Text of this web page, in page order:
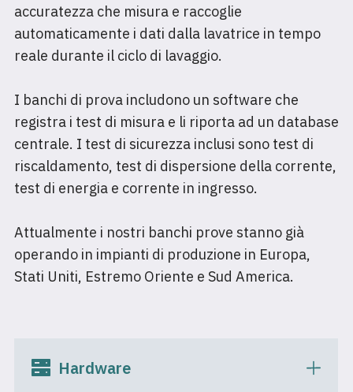
accuratezza che misura e raccoglie
automaticamente i dati dalla lavatrice in tempo
reale durante il ciclo di lavaggio.
I banchi di prova includono un software che
registra i test di misura e li riporta ad un database
centrale. I test di sicurezza inclusi sono test di
riscaldamento, test di dispersione della corrente,
test di energia e corrente in ingresso.
Attualmente i nostri banchi prove stanno già
operando in impianti di produzione in Europa,
Stati Uniti, Estremo Oriente e Sud America.
Hardware